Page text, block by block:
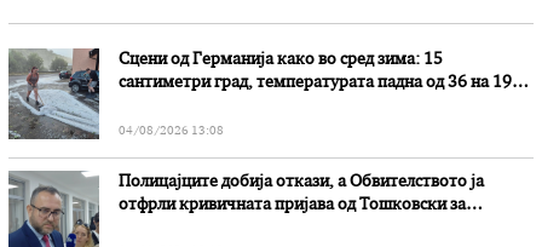
Сцени од Германија како во сред зима: 15
сантиметри град, температурата падна од 36 на 19
04/08/2026 13:08
Полицајците добија откази, а Обвителството ја
отфрли кривичната пријава од Тошковски за